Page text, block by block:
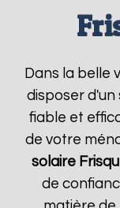
Dans la belle
disposer d'un
fiable et
de votre
solaire
de